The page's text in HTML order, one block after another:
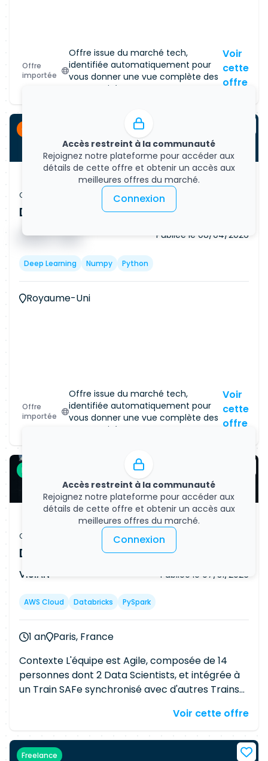
Offre
importée
Offre issue du marché tech,
identifiée automatiquement pour
vous donner une vue complète des
opportunités.
Accès restreint à la communauté
Rejoignez notre plateforme pour accéder aux
détails de cette offre et obtenir un accès aux
meilleures offres du marché.
Connexion
Voir
cette
offre
CDI
Offre d'emploi
Data Scientist (Remote)
█ █ █ █ █ █ █ Publiée le 08/04/2026
Deep Learning Numpy Python
Royaume-Uni
Offre
importée
Offre issue du marché tech,
identifiée automatiquement pour
vous donner une vue complète des
opportunités.
Accès restreint à la communauté
Rejoignez notre plateforme pour accéder aux
détails de cette offre et obtenir un accès aux
meilleures offres du marché.
Connexion
Voir
cette
offre
Freelance
Offre d'emploi
Data Scientist
VISIAN Publiée le 07/31/2026
AWS Cloud Databricks PySpark
1 an Paris, France
Contexte L'équipe est Agile, composée de 14
personnes dont 2 Data Scientists, et intégrée à
un Train SAFe synchronisé avec d'autres Trains
algorithmes de prévision de consommation ou
industrialiser des modèles de machine learning
Voir cette offre
Freelance